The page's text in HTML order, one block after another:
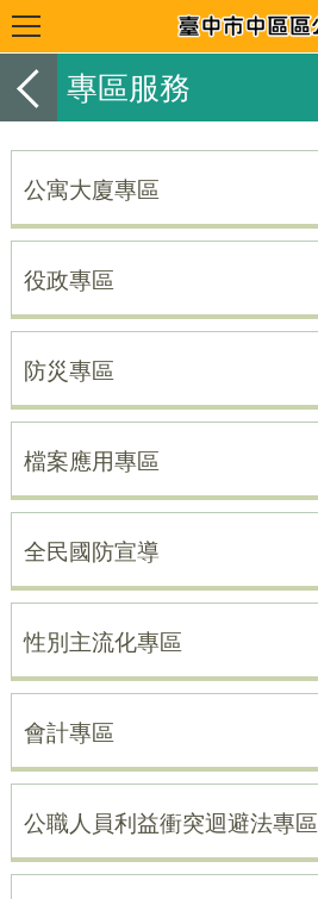
專區服務
公寓大廈專區
役政專區
防災專區
檔案應用專區
全民國防宣導
性別主流化專區
會計專區
公職人員利益衝突迴避法專區